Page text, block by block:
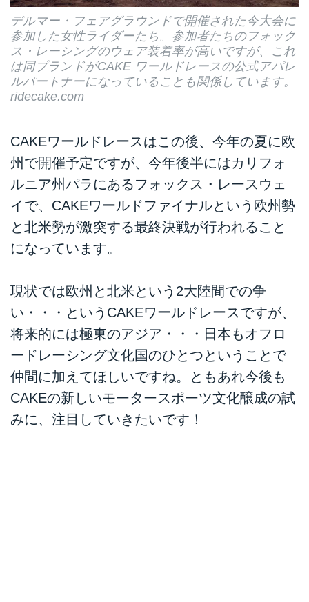
デルマー・フェアグラウンドで開催された今大会に
参加した女性ライダーたち。参加者たちのフォック
ス・レーシングのウェア装着率が高いですが、これ
は同ブランドがCAKE ワールドレースの公式アパレ
ルパートナーになっていることも関係しています。
ridecake.com
CAKEワールドレースはこの後、今年の夏に欧
州で開催予定ですが、今年後半にはカリフォ
ルニア州パラにあるフォックス・レースウェ
イで、CAKEワールドファイナルという欧州勢
と北米勢が激突する最終決戦が行われること
になっています。
現状では欧州と北米という2大陸間での争
い・・・というCAKEワールドレースですが、
将来的には極東のアジア・・・日本もオフロ
ードレーシング文化国のひとつということで
仲間に加えてほしいですね。ともあれ今後も
CAKEの新しいモータースポーツ文化醸成の試
みに、注目していきたいです！